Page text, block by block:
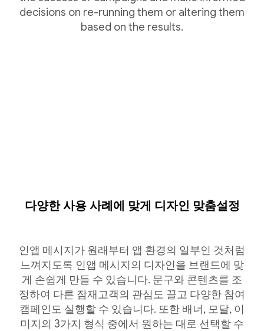
decisions on re-running them or altering them
based on the results.
다양한 사용 사례에 맞게 디자인 맞춤설정
인앱 메시지가 원래부터 앱 환경의 일부인 것처럼
느껴지도록 인앱 메시지의 디자인을 브랜드에 맞
게 손쉽게 만들 수 있습니다. 문구와 콘텐츠를 조
정하여 다른 잠재고객의 관심도 끌고 다양한 참여
캠페인도 실행할 수 있습니다. 또한 배너, 모달, 이
미지의 3가지 형식 중에서 원하는 대로 선택할 수